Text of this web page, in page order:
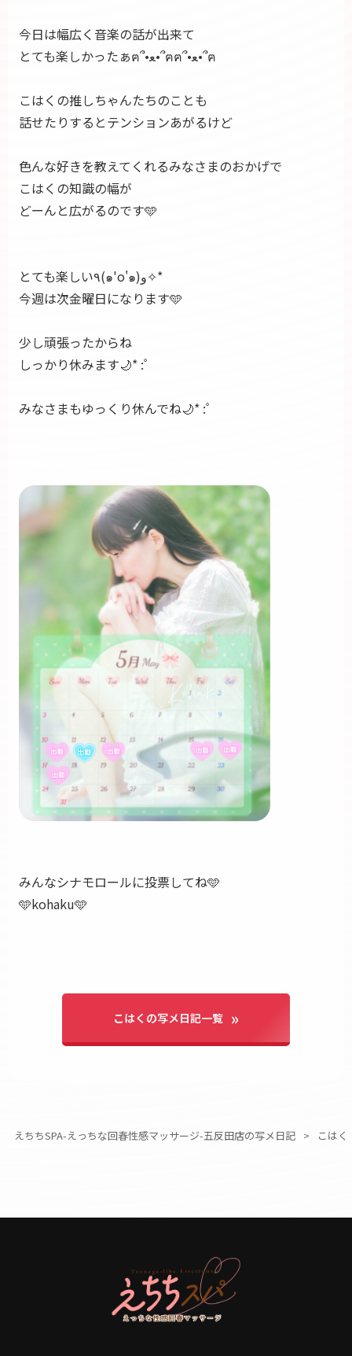
今日は幅広く音楽の話が出来て
とても楽しかったぁฅ՞•ﻌ•՞ฅฅ՞•ﻌ•՞ฅ
こはくの推しちゃんたちのことも
話せたりするとテンションあがるけど
色んな好きを教えてくれるみなさまのおかげで
こはくの知識の幅が
どーんと広がるのです🩵
とても楽しい٩(๑'о'๑)و✧*
今週は次金曜日になります🩵
少し頑張ったからね
しっかり休みます🌙* :ﾟ
みなさまもゆっくり休んでね🌙* :ﾟ
みんなシナモロールに投票してね🩵
🩵kohaku🩵
こはくの写メ日記一覧
えちちSPA-えっちな回春性感マッサージ-五反田店の写メ日記 こはく